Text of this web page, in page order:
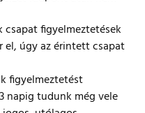
csapat figyelmeztetések
el, úgy az érintett csapat
figyelmeztetést
napig tudunk még vele